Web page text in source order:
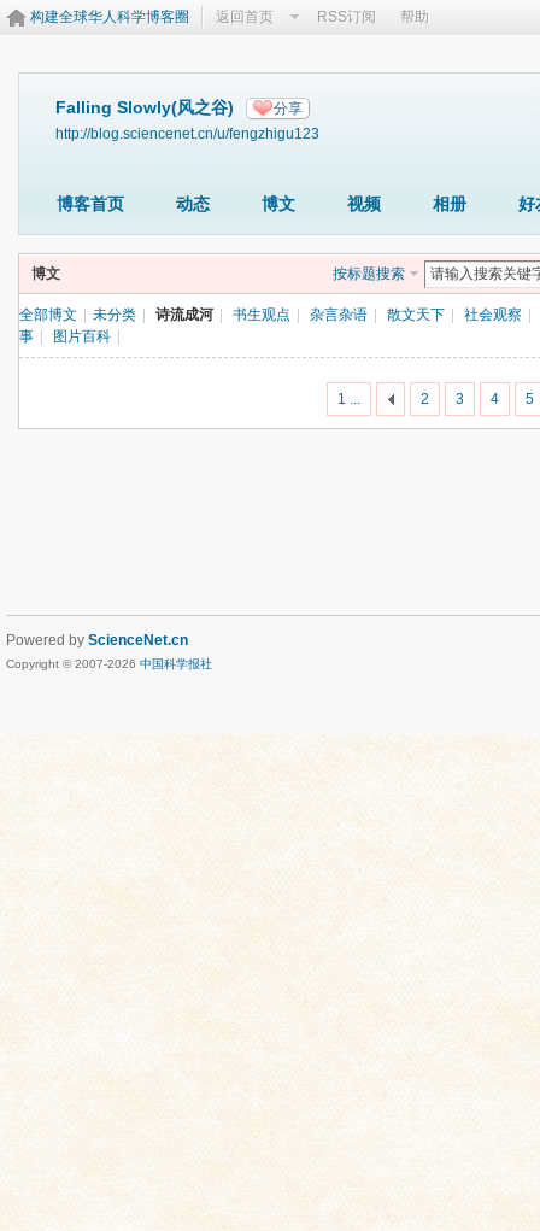
构建全球华人科学博客圈 返回首页 RSS订阅 帮助
Falling Slowly(风之谷) 分享
http://blog.sciencenet.cn/u/fengzhigu123
博客首页 动态 博文 视频 相册 好
博文 按标题搜索
全部博文 未分类 诗流成河 书生观点 杂言杂语 散文天下 社会观察
事
图片百科
1 ... 2 3 4 5
Powered by ScienceNet.cn
Copyright © 2007-2026 中国科学报社